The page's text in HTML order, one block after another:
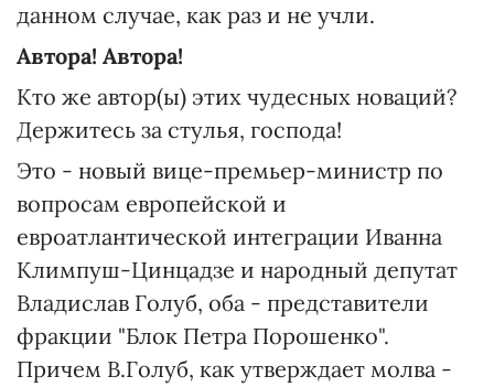
данном случае, как раз и не учли.
Автора! Автора!
Кто же автор(ы) этих чудесных новаций?
Держитесь за стулья, господа!
Это - новый вице-премьер-министр по
вопросам европейской и
евроатлантической интеграции Иванна
Климпуш-Цинцадзе и народный депутат
Владислав Голуб, оба - представители
фракции "Блок Петра Порошенко".
Причем В.Голуб, как утверждает молва -